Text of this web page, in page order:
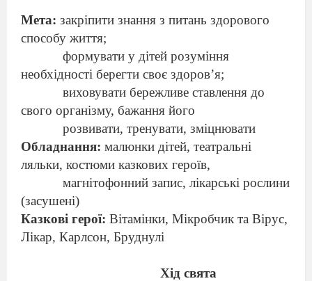
Мета: закріпити знання з питань здорового
способу життя;
формувати у дітей розуміння
необхідності берегти своє здоров’я;
виховувати бережливе ставлення до
свого організму, бажання його
розвивати, тренувати, зміцнювати
Обладнання: малюнки дітей, театральні
ляльки, костюми казкових героїв,
магнітофонний запис, лікарські рослини
(засушені)
Казкові герої: Вітамінки, Мікробчик та Вірус,
Лікар, Карлсон, Бруднулі
Хід свята